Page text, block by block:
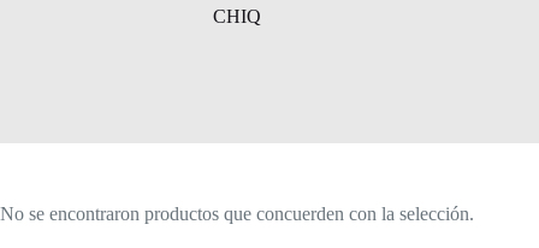
CHIQ
No se encontraron productos que concuerden con la selección.